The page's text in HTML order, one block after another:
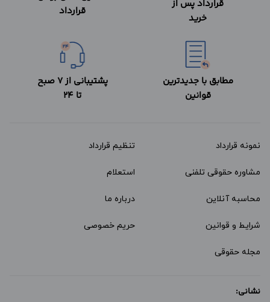
قرارداد پس از
خرید
قرارداد
مطابق با جدیدترین
قوانین
پشتیبانی از 7 صبح
تا 24
نمونه قرارداد‌ تنظیم قرارداد
مشاوره حقوقی تلفنی استعلام
محاسبه آنلاین درباره ما
شرایط و قوانین حریم خصوصی
مجله حقوقی
نشانی: